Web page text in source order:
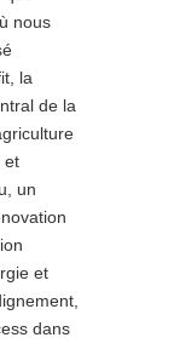
nous
la
de la
et
un
et
dans